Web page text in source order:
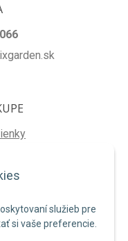
služieb pre
si vaše preferencie.